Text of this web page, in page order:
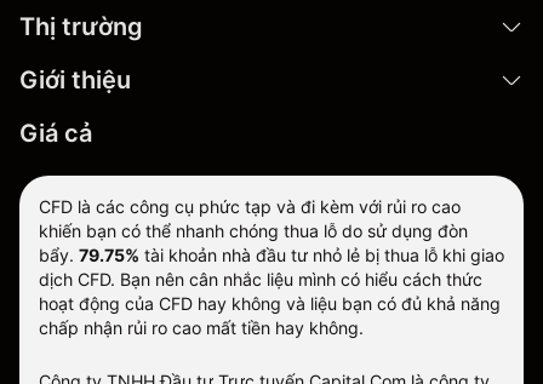
Thị trường
Giới thiệu
Giá cả
CFD là các công cụ phức tạp và đi kèm với rủi ro cao
khiến bạn có thể nhanh chóng thua lỗ do sử dụng đòn
bẩy. 79.75% tài khoản nhà đầu tư nhỏ lẻ bị thua lỗ khi giao
dịch CFD. Bạn nên cân nhắc liệu mình có hiểu cách thức
hoạt động của CFD hay không và liệu bạn có đủ khả năng
chấp nhận rủi ro cao mất tiền hay không.